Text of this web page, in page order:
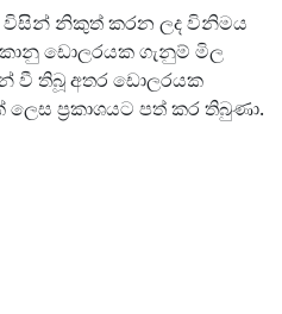
විසින් නිකුත් කරන ලද විනිමය
ඩොලරයක ගැනුම් මිල
වී තිබූ අතර ඩොලරයක
ප්‍රකාශයට පත් කර තිබුණා.